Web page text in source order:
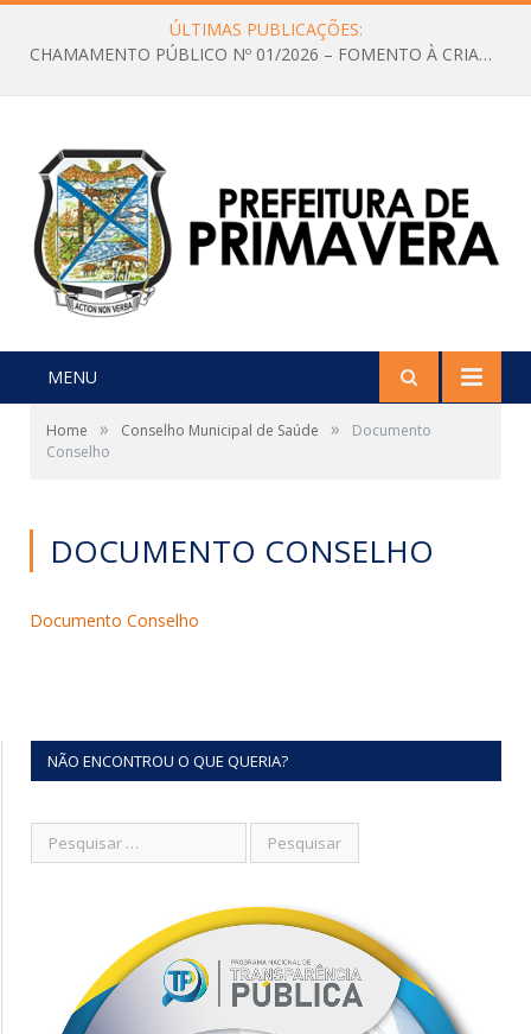
ÚLTIMAS PUBLICAÇÕES:
CHAMAMENTO PÚBLICO Nº 01/2026 – FOMENTO À CRIAÇÃO E A CIRCULAÇÃO DE PRODUÇÕES CULTURAIS – Aldir Blanc
MENU
Home » Conselho Municipal de Saúde »
Documento
Conselho
DOCUMENTO CONSELHO
Documento Conselho
NÃO ENCONTROU O QUE QUERIA?